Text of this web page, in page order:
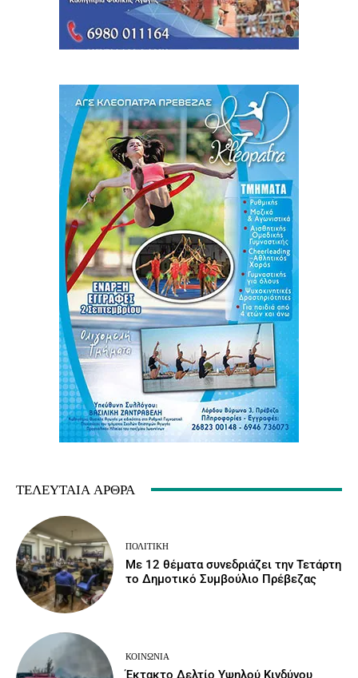
ΤΕΛΕΥΤΑΊΑ ΆΡΘΡΑ
ΠΟΛΙΤΙΚΉ
Με 12 θέματα συνεδριάζει την Τετάρτη
το Δημοτικό Συμβούλιο Πρέβεζας
ΚΟΙΝΩΝΙΑ
Έκτακτο Δελτίο Υψηλού Κινδύνου